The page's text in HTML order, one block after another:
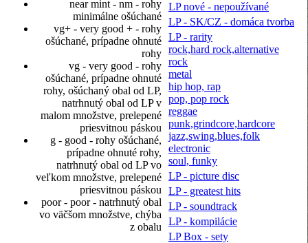
near mint - nm - rohy
minimálne ošúchané
vg+ - very good + - rohy
ošúchané, prípadne ohnuté
rohy
vg - very good - rohy
ošúchané, prípadne ohnuté
rohy, ošúchaný obal od LP,
natrhnutý obal od LP v
malom množstve, prelepené
priesvitnou páskou
g - good - rohy ošúchané,
prípadne ohnuté rohy,
natrhnutý obal od LP vo
veľkom množstve, prelepené
priesvitnou páskou
poor - poor - natrhnutý obal
vo väčšom množstve, chýba
z obalu
LP nové - nepoužívané
LP - SK/CZ - domáca tvorba
LP - rarity
rock,hard rock,alternative
rock
metal
hip hop, rap
pop, pop rock
reggae
punk,grindcore,hardcore
jazz,swing,blues,folk
electronic
soul, funky
LP - picture disc
LP - greatest hits
LP - soundtrack
LP - kompilácie
LP Box - sety